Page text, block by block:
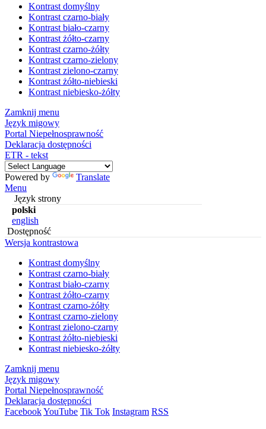
Kontrast domyślny
Kontrast czarno-biały
Kontrast biało-czarny
Kontrast żółto-czarny
Kontrast czarno-żółty
Kontrast czarno-zielony
Kontrast zielono-czarny
Kontrast żółto-niebieski
Kontrast niebiesko-żółty
Zamknij menu
Język migowy
Portal Niepełnosprawność
Deklaracja dostępności
ETR - tekst
Powered by
Translate
Menu
Język strony
polski
english
Dostępność
Wersja kontrastowa
Kontrast domyślny
Kontrast czarno-biały
Kontrast biało-czarny
Kontrast żółto-czarny
Kontrast czarno-żółty
Kontrast czarno-zielony
Kontrast zielono-czarny
Kontrast żółto-niebieski
Kontrast niebiesko-żółty
Zamknij menu
Język migowy
Portal Niepełnosprawność
Deklaracja dostępności
FacebookYouTube Tik Tok Instagram RSS